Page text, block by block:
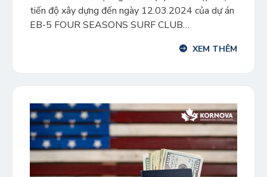
tiến độ xây dựng đến ngày 12.03.2024 của dự án
EB-5 FOUR SEASONS SURF CLUB
đẳng cấp tọa lạc tại trung tâm Miami, bangXEM THÊM